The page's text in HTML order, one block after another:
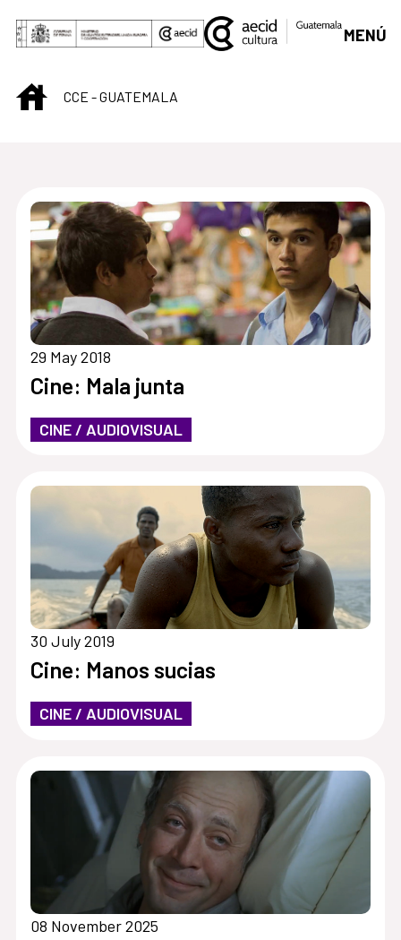
Skip to Main Content
MENÚ
INICIOCCE - GUATEMALA
29 May 2018
Cine: Mala junta
CINE / AUDIOVISUAL
30 July 2019
Cine: Manos sucias
CINE / AUDIOVISUAL
08 November 2025